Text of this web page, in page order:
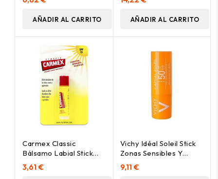
AÑADIR AL CARRITO AÑADIR AL CARRITO
Carmex Classic
Bálsamo Labial Stick
Spf15 4,25 G
3,61 €
Vichy Idéal Soleil Stick
Zonas Sensibles Y
Labios Spf 50+, 9 G
9,11 €